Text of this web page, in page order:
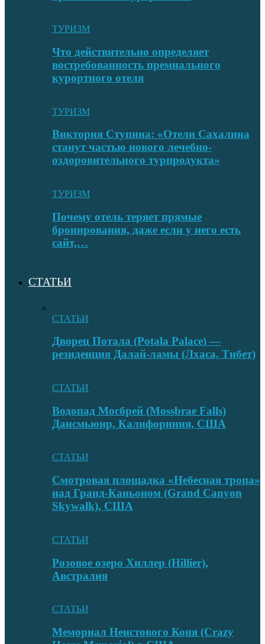
ТУРИЗМ
Что действительно определяет
востребованность премиального
курортного отеля
ТУРИЗМ
Виктория Ступина: «Отели Сахалина
станут частью нового лечебно-
оздоровительного турпродукта»
ТУРИЗМ
Почему отель теряет прямые
бронирования, даже если у него есть
сайт,…
СТАТЬИ
СТАТЬИ
Дворец Потала (Potala Palace) —
резиденция Далай-ламы (Лхаса, Тибет)
СТАТЬИ
Водопад Мосбрей (Mossbrae Falls)
Дансмьюир, Калифорниия, США
СТАТЬИ
Смотровая площадка «Небесная тропа»
над Гранд-Каньоном (Grand Canyon
Skywalk), США
СТАТЬИ
Розовое озеро Хиллер (Hillier),
Австралия
СТАТЬИ
Мемориал Неистового Коня (Crazy